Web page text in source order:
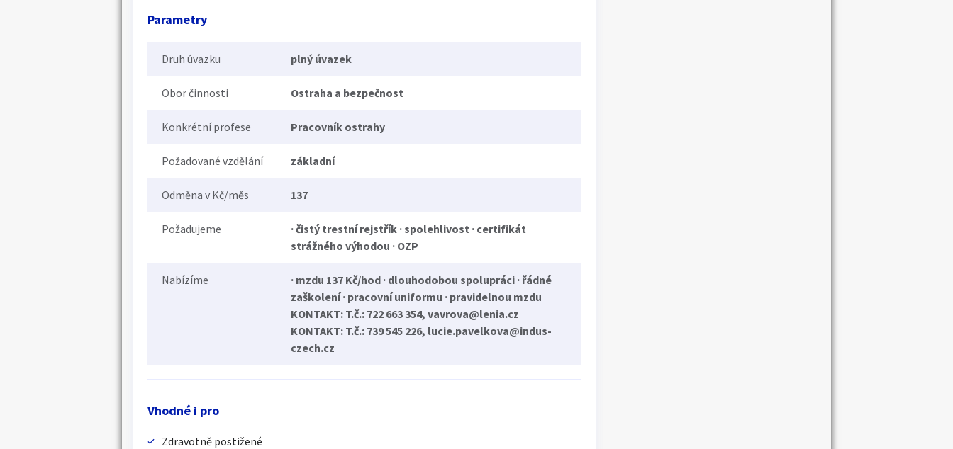
Parametry
Druh úvazku plný úvazek
Obor činnosti Ostraha a bezpečnost
Konkrétní profese Pracovník ostrahy
Požadované vzdělání základní
Odměna v Kč/měs 137
Požadujeme
· čistý trestní rejstřík · spolehlivost · certifikát
strážného výhodou · OZP
Nabízíme
· mzdu 137 Kč/hod · dlouhodobou spolupráci · řádné
zaškolení · pracovní uniformu · pravidelnou mzdu
KONTAKT: T.č.: 722 663 354, vavrova@lenia.cz
KONTAKT: T.č.: 739 545 226, lucie.pavelkova@indus-
czech.cz
Vhodné i pro
Zdravotně postižené